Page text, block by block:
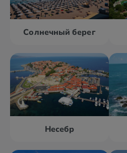
Солнечный берег
Несебр